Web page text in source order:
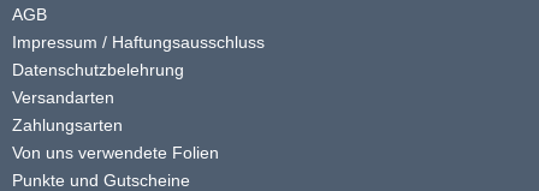
Die
Optionen
können
auf
der
Produktseite
AGB
Impressum / Haftungsausschluss
Datenschutzbelehrung
Versandarten
Zahlungsarten
Von uns verwendete Folien
Punkte und Gutscheine